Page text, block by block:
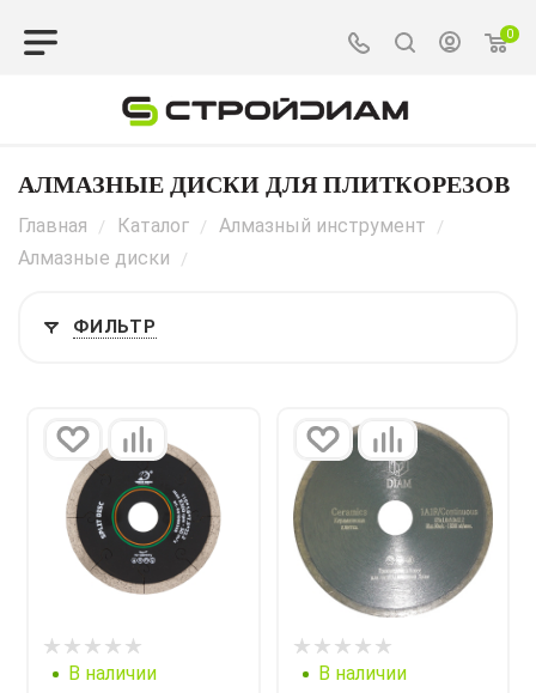
0
АЛМАЗНЫЕ ДИСКИ ДЛЯ ПЛИТКОРЕЗОВ
Главная / Каталог / Алмазный инструмент /
Алмазные диски /
ФИЛЬТР
В наличии В наличии